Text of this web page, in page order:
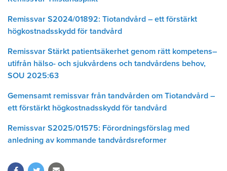
Remissvar S2024/01892: Tiotandvård – ett förstärkt
högkostnadsskydd för tandvård
Remissvar Stärkt patientsäkerhet genom rätt kompetens–
utifrån hälso- och sjukvårdens och tandvårdens behov,
SOU 2025:63
Gemensamt remissvar från tandvården om Tiotandvård –
ett förstärkt högkostnadsskydd för tandvård
Remissvar S2025/01575: Förordningsförslag med
anledning av kommande tandvårdsreformer